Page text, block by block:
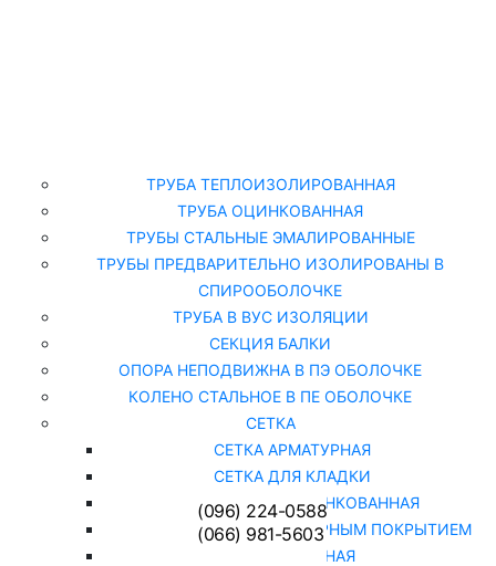
ТРУБА ТЕПЛОИЗОЛИРОВАННАЯ
ТРУБА ОЦИНКОВАННАЯ
ТРУБЫ СТАЛЬНЫЕ ЭМАЛИРОВАННЫЕ
ТРУБЫ ПРЕДВАРИТЕЛЬНО ИЗОЛИРОВАНЫ В
СПИРООБОЛОЧКЕ
ТРУБА В ВУС ИЗОЛЯЦИИ
СЕКЦИЯ БАЛКИ
ОПОРА НЕПОДВИЖНА В ПЭ ОБОЛОЧКЕ
КОЛЕНО СТАЛЬНОЕ В ПЕ ОБОЛОЧКЕ
СЕТКА
СЕТКА АРМАТУРНАЯ
СЕТКА ДЛЯ КЛАДКИ
СЕТКА РАБИЦА ОЦИНКОВАННАЯ
СЕТКА РАБИЦА С ПОЛИМЕРНЫМ ПОКРЫТИЕМ
СЕТКА СВАРНАЯ
(096) 224-0588
(066) 981-5603